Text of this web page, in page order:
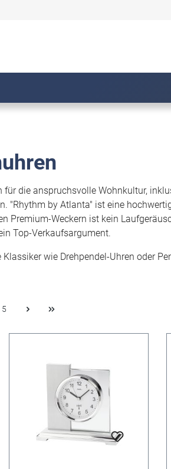
die anspruchsvolle Wohnkultur,
"Rhythm by Atlanta" ist eine
Premium-Weckern ist kein
Top-Verkaufsargument.
wie Drehpendel-Uhren oder
5